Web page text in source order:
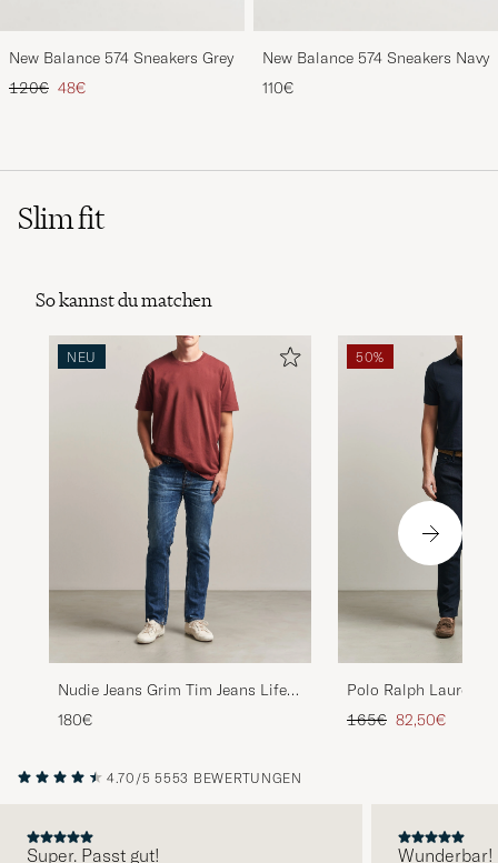
New Balance 574 Sneakers Grey
Regulärer Preis
120€ Reduzierter Preis
48€
New Balance 574 Sneakers Navy
110€
Slim fit
So kannst du matchen
NEU
Nudie Jeans Grim Tim Jeans Life
Tracks
180€
50%
Polo Ralph Lauren
Jeans Miller V2
Regulärer Preis
165€ Reduzierter
82,50€
4.70/5 5553 BEWERTUNGEN
Super. Passt gut! Wunderbar!